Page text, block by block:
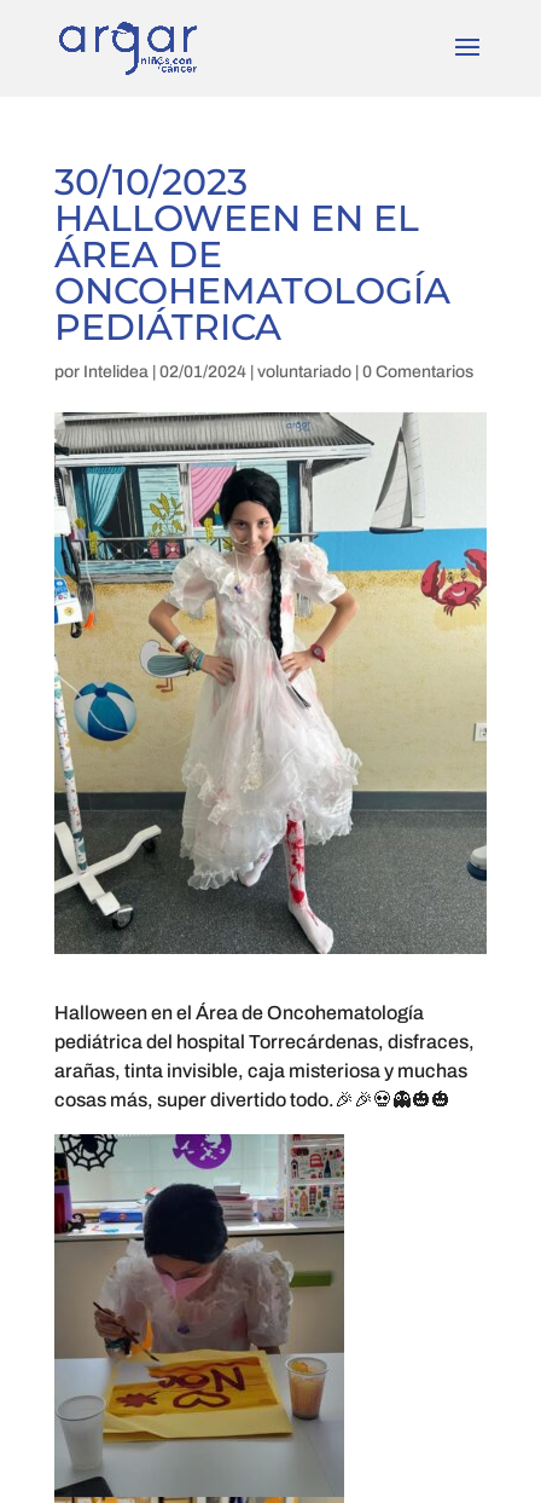
30/10/2023
HALLOWEEN EN EL
ÁREA DE
ONCOHEMATOLOGÍA
PEDIÁTRICA
por Intelidea| 02/01/2024| voluntariado| 0 Comentarios
Halloween en el Área de Oncohematología
pediátrica del hospital Torrecárdenas, disfraces,
arañas, tinta invisible, caja misteriosa y muchas
cosas más, super divertido todo.🎉🎉💀👻🎃🎃